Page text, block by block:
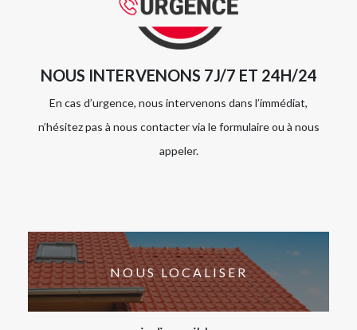
NOUS INTERVENONS 7J/7 ET 24H/24
En cas d’urgence, nous intervenons dans l’immédiat,
n’hésitez pas à nous contacter via le formulaire ou à nous
appeler.
NOUS LOCALISER